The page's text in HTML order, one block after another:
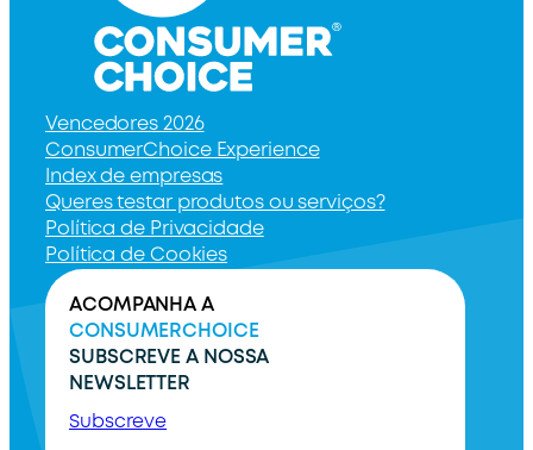
Vencedores 2026
ConsumerChoice Experience
Index de empresas
Queres testar produtos ou serviços?
Política de Privacidade
Política de Cookies
ACOMPANHA A
CONSUMERCHOICE
SUBSCREVE A NOSSA
NEWSLETTER
Subscreve